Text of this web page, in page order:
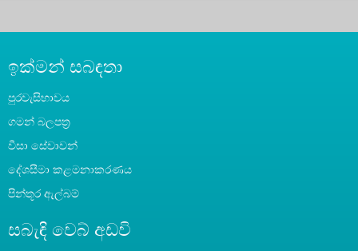
ඉක්මන් සබඳතා
පුරවැසිභාවය
ගමන් බලපත්‍ර
වීසා සේවාවන්
දේශසීමා කළමනාකරණය
පින්තූර ඇල්බම්
සබැඳි වෙබ් අඩවි